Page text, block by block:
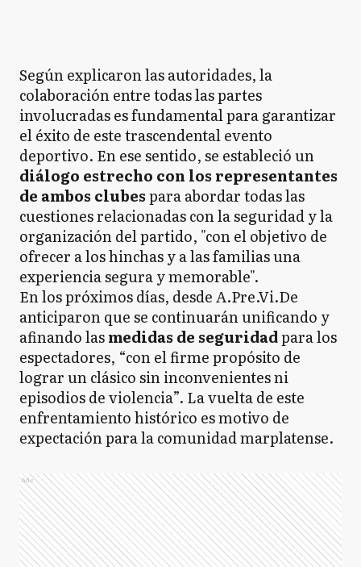
Según explicaron las autoridades, la
colaboración entre todas las partes
involucradas es fundamental para garantizar
el éxito de este trascendental evento
deportivo. En ese sentido, se estableció un
diálogo estrecho con los representantes
de ambos clubespara abordar todas las
cuestiones relacionadas con la seguridad y la
organización del partido, "con el objetivo de
ofrecer a los hinchas y a las familias una
experiencia segura y memorable".
En los próximos días, desde A.Pre.Vi.De
anticiparon que se continuarán unificando y
afinando lasmedidas de seguridadpara los
espectadores, “con el firme propósito de
lograr un clásico sin inconvenientes ni
episodios de violencia”. La vuelta de este
enfrentamiento histórico es motivo de
expectación para la comunidad marplatense.
Ads